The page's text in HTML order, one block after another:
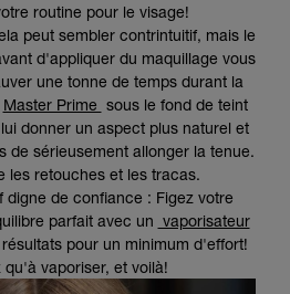
routine pour le visage!
peut sembler contrintuitif, mais le
d'appliquer du maquillage vous
une tonne de temps durant la
Master Prime sous le fond de teint
donner un aspect plus naturel et
de sérieusement allonger la tenue.
les retouches et les tracas.
digne de confiance : Figez votre
parfait avec un vaporisateur
pour un minimum d'effort!
qu'à vaporiser, et voilà!